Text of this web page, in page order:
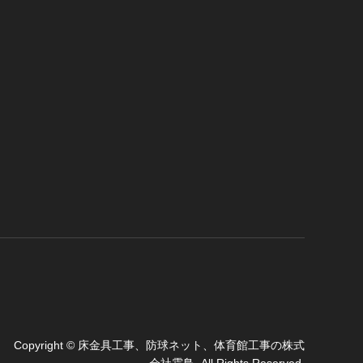
Copyright © 床金具工事、防球ネット、体育館工事の株式